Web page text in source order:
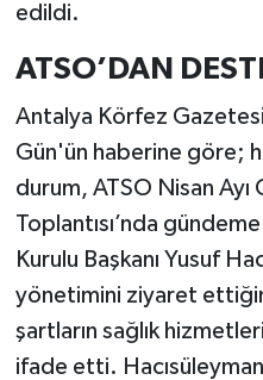
edildi.
ATSO’DAN
Antalya Körfez
Gün'ün haberine göre;
durum, ATSO Nisan Ayı
Toplantısı’nda
Kurulu Başkanı Yusuf
yönetimini ziyaret
şartların sağlık
ifade etti.